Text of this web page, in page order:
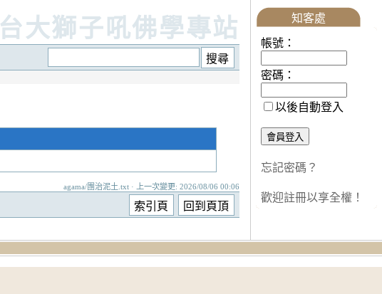
台大獅子吼佛學專站
agama/團治泥土.txt · 上一次變更: 2026/08/06 00:06
知客處
帳號：
密碼：
以後自動登入
忘記密碼？
歡迎註冊以享全權！